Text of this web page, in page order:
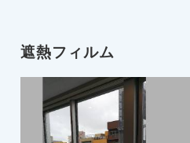
遮熱フィルム